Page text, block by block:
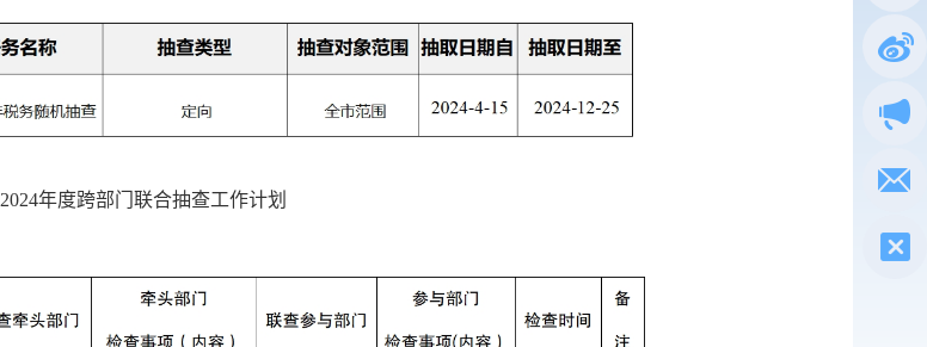
2024年度跨部门联合抽查工作计划
政务
执法
电子
税惠通